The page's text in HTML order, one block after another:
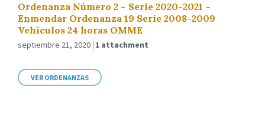
Ordenanza Número 2 – Serie 2020-2021 –
Enmendar Ordenanza 19 Serie 2008-2009
Vehículos 24 horas OMME
septiembre 21, 2020 1 attachment
VER ORDENANZAS